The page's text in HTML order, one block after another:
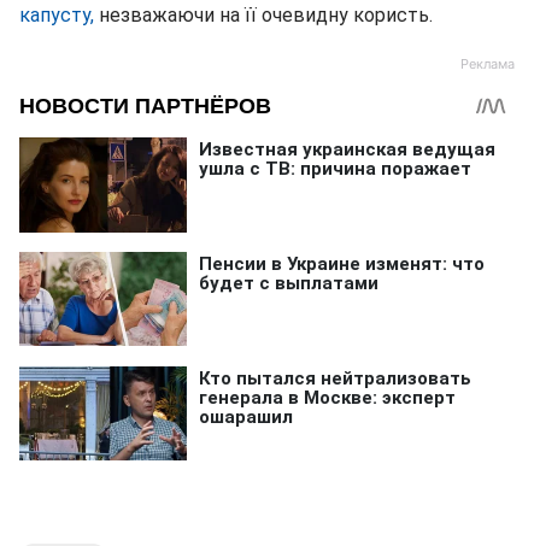
капусту, незважаючи на її очевидну користь.